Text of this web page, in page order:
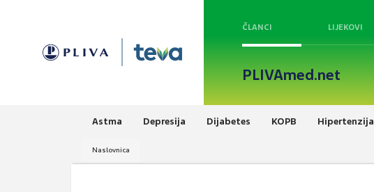
ČLANCI LIJEKOVI
PLIVAmed.net
Astma Depresija Dijabetes KOPB Hipertenzija
Naslovnica